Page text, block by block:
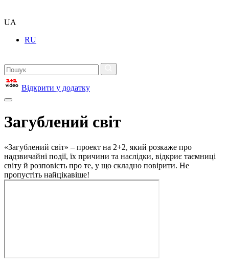
UA
RU
Відкрити у додатку
Загублений світ
«Загублений світ» – проект на 2+2, який розкаже про
надзвичайні події, їх причини та наслідки, відкриє таємниці
світу й розповість про те, у що складно повірити. Не
пропустіть найцікавіше!